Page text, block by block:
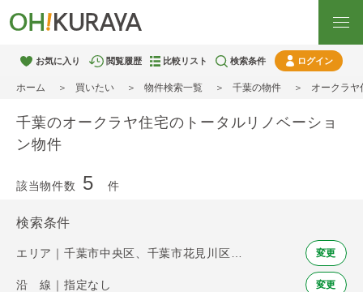
お気に入り 閲覧履歴 比較リスト 検索条件 ログイン
ホーム 買いたい 物件検索一覧 千葉の物件 オークラ
千葉のオークラヤ住宅のトータルリノベーショ
ン物件
該当物件数 5 件
検索条件
エリア｜千葉市中央区、千葉市花見川区、千葉市稲毛区、千葉市若葉区、千葉市緑区、千葉市美浜区、市川市、船橋市、松戸市、習志野市、柏市、流山市、浦安市、印西市 変更
沿 線｜指定なし 変更